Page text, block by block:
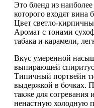
Это бленд из
которого входят вина
Цвет светло-
Аромат с тонами
табака и карамели,
Вкус умеренной
выпирающей
Типичный портвейн
выдержкой в бочках.
также для согревания
ненастную холодную